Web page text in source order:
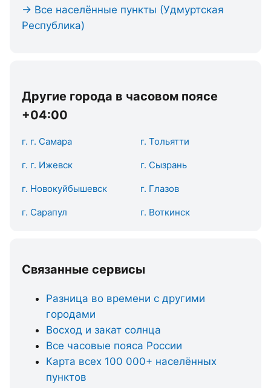
→ Все населённые пункты (Удмуртская
Республика)
Другие города в часовом поясе
+04:00
г. г. Самара г. Тольятти
г. г. Ижевск г. Сызрань
г. Новокуйбышевск г. Глазов
г. Сарапул г. Воткинск
Связанные сервисы
Разница во времени с другими
городами
Восход и закат солнца
Все часовые пояса России
Карта всех 100 000+ населённых
пунктов